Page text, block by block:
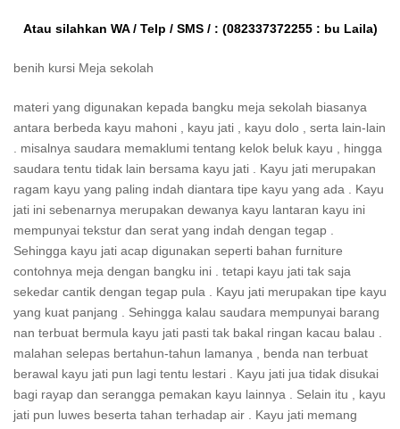
Atau silahkan WA / Telp / SMS / : (082337372255 : bu Laila)
benih kursi Meja sekolah
materi yang digunakan kepada bangku meja sekolah biasanya
antara berbeda kayu mahoni , kayu jati , kayu dolo , serta lain-lain
. misalnya saudara memaklumi tentang kelok beluk kayu , hingga
saudara tentu tidak lain bersama kayu jati . Kayu jati merupakan
ragam kayu yang paling indah diantara tipe kayu yang ada . Kayu
jati ini sebenarnya merupakan dewanya kayu lantaran kayu ini
mempunyai tekstur dan serat yang indah dengan tegap .
Sehingga kayu jati acap digunakan seperti bahan furniture
contohnya meja dengan bangku ini . tetapi kayu jati tak saja
sekedar cantik dengan tegap pula . Kayu jati merupakan tipe kayu
yang kuat panjang . Sehingga kalau saudara mempunyai barang
nan terbuat bermula kayu jati pasti tak bakal ringan kacau balau .
malahan selepas bertahun-tahun lamanya , benda nan terbuat
berawal kayu jati pun lagi tentu lestari . Kayu jati jua tidak disukai
bagi rayap dan serangga pemakan kayu lainnya . Selain itu , kayu
jati pun luwes beserta tahan terhadap air . Kayu jati memang